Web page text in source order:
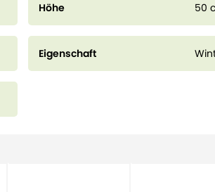
Höhe 50
Eigenschaft